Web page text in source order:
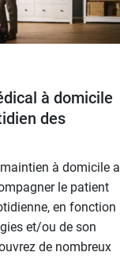
à domicile
des
à domicile a
le patient
en fonction
et/ou de son
de nombreux